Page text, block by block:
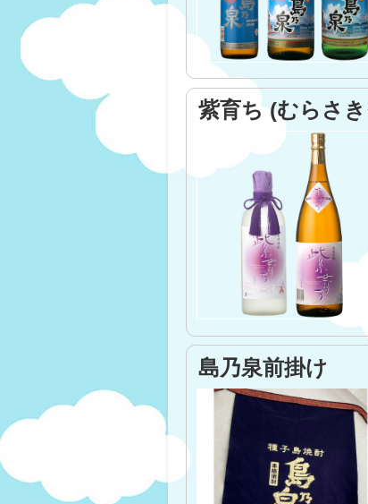
価格改定 2022年9月1日ご
2022年07月08日
メンテナンスのお知らせ
日頃より、四元酒造株式
下記の日程でシステムメン
【メンテナンス期間】
8月15日(月)～31日(水)
ご不便をおかけいたします
お願い申し上げます。
2022年04月27日
【既存会員のお客様への
日頃より四元酒造をご利
「2022年4月22日」以前
システム障害により、お
紫育ち (むらさ
島乃泉前掛け